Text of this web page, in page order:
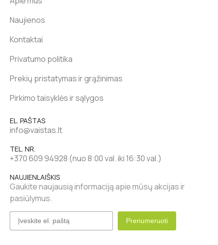
Naujienos
Kontaktai
Privatumo politika
Prekių pristatymas ir grąžinimas
Pirkimo taisyklės ir sąlygos
EL. PAŠTAS
info@vaistas.lt
TEL. NR.
+370 609 94928 (nuo 8:00 val. iki 16:30 val.)
NAUJIENLAIŠKIS
Gaukite naujausią informaciją apie mūsų akcijas ir
pasiūlymus.